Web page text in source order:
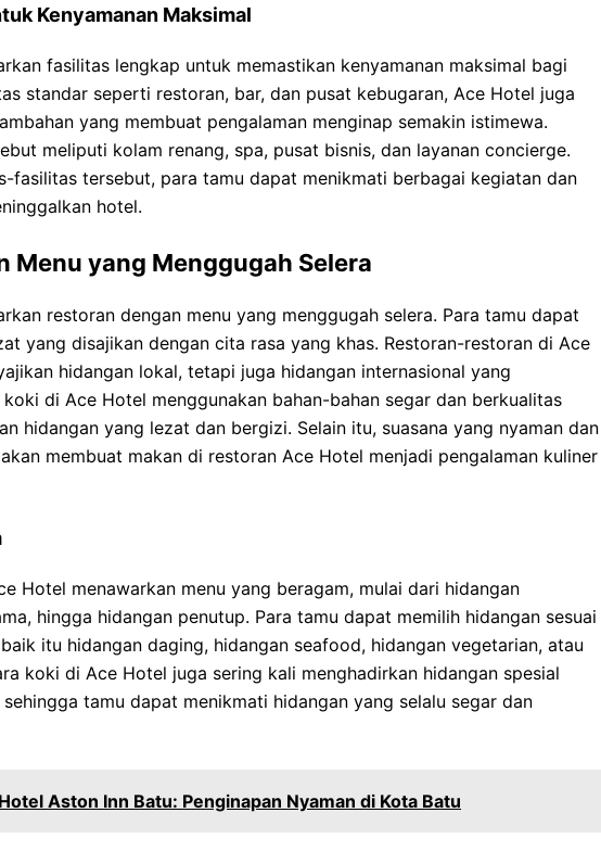
Kenyamanan Maksimal
fasilitas lengkap untuk memastikan kenyamanan maksimal bagi
standar seperti restoran, bar, dan pusat kebugaran, Ace Hotel juga
yang membuat pengalaman menginap semakin istimewa.
meliputi kolam renang, spa, pusat bisnis, dan layanan concierge.
fasilitas tersebut, para tamu dapat menikmati berbagai kegiatan dan
hotel.
Menu yang Menggugah Selera
restoran dengan menu yang menggugah selera. Para tamu dapat
yang disajikan dengan cita rasa yang khas. Restoran-restoran di Ace
hidangan lokal, tetapi juga hidangan internasional yang
di Ace Hotel menggunakan bahan-bahan segar dan berkualitas
hidangan yang lezat dan bergizi. Selain itu, suasana yang nyaman dan
membuat makan di restoran Ace Hotel menjadi pengalaman kuliner
Hotel menawarkan menu yang beragam, mulai dari hidangan
hingga hidangan penutup. Para tamu dapat memilih hidangan sesuai
itu hidangan daging, hidangan seafood, hidangan vegetarian, atau
koki di Ace Hotel juga sering kali menghadirkan hidangan spesial
tamu dapat menikmati hidangan yang selalu segar dan
Hotel Aston Inn Batu: Penginapan Nyaman di Kota Batu